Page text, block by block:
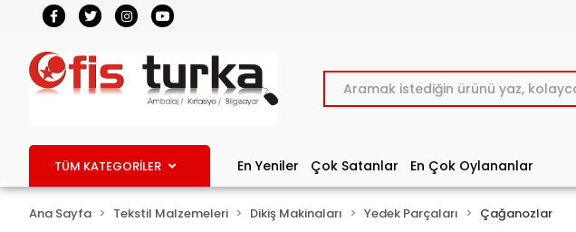
TÜM KATEGORİLER En Yeniler Çok Satanlar En Çok Oylananlar
Ana Sayfa Tekstil Malzemeleri Dikiş Makinaları Yedek Parçaları Çağanozlar